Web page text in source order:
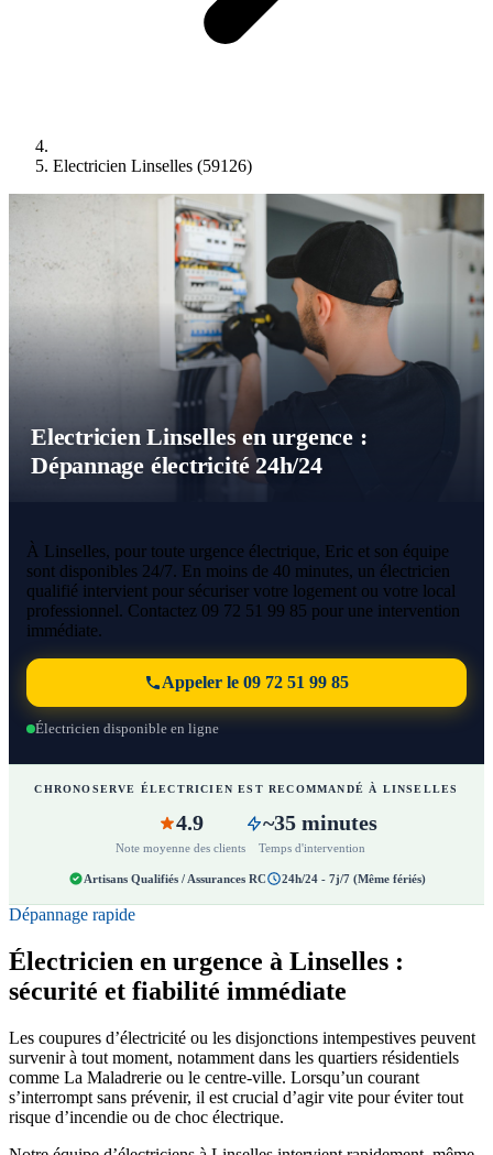
Electricien Linselles (59126)
Electricien Linselles en urgence :
Dépannage électricité 24h/24
À Linselles, pour toute urgence électrique, Eric et son équipe
sont disponibles 24/7. En moins de 40 minutes, un électricien
qualifié intervient pour sécuriser votre logement ou votre local
professionnel. Contactez 09 72 51 99 85 pour une intervention
immédiate.
Appeler le 09 72 51 99 85
Électricien disponible en ligne
CHRONOSERVE ÉLECTRICIEN EST RECOMMANDÉ À LINSELLES
4.9
Note moyenne des clients
~35 minutes
Temps d'intervention
Artisans Qualifiés / Assurances RC 24h/24 - 7j/7 (Même fériés)
Dépannage rapide
Électricien en urgence à Linselles :
sécurité et fiabilité immédiate
Les coupures d’électricité ou les disjonctions intempestives peuvent
survenir à tout moment, notamment dans les quartiers résidentiels
comme La Maladrerie ou le centre-ville. Lorsqu’un courant
s’interrompt sans prévenir, il est crucial d’agir vite pour éviter tout
risque d’incendie ou de choc électrique.